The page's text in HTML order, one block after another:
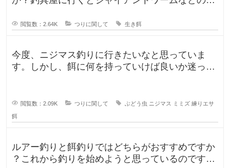
閲覧数：2.64K つりに関して 生き餌
今度、ニジマス釣りに行きたいなと思っていま
す。しかし、餌に何を持っていけば良いか迷って
閲覧数：2.09K つりに関して ぶどう虫 ニジマス ミミズ 練りエサ
餌
ルアー釣りと餌釣りではどちらがおすすめですか
？これから釣りを始めようと思っているのです